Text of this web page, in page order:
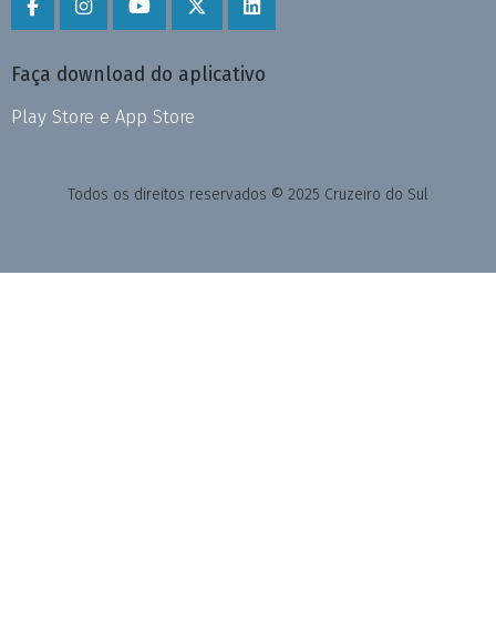
Faça download do aplicativo
Play Store e App Store
Todos os direitos reservados © 2025 Cruzeiro do Sul